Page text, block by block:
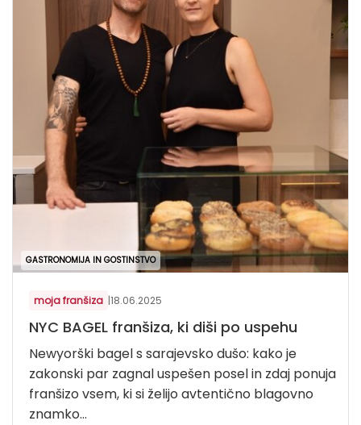
GASTRONOMIJA IN GOSTINSTVO
moja franšiza |18.06.2025
NYC BAGEL franšiza, ki diši po uspehu
Newyorški bagel s sarajevsko dušo: kako je
zakonski par zagnal uspešen posel in zdaj ponuja
franšizo vsem, ki si želijo avtentično blagovno
znamko...